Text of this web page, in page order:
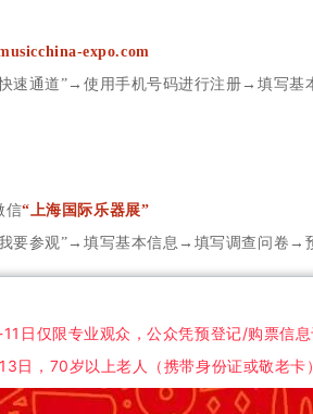
expo.com
快速通道”→使用手机号码进行注册→填写
信“上海国际乐器展”
要参观”→填写基本信息→填写调查问卷→
日仅限专业观众，公众凭预登记/购票信
日，70岁以上老人（携带身份证或敬老